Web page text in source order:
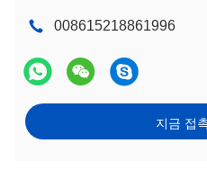
008615218861996
지금 접